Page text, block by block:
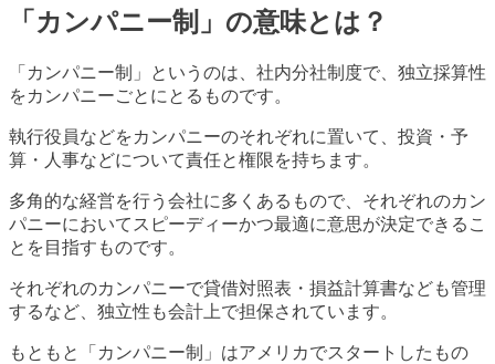
「カンパニー制」の意味とは？
「カンパニー制」というのは、社内分社制度で、独立採算性
をカンパニーごとにとるものです。
執行役員などをカンパニーのそれぞれに置いて、投資・予
算・人事などについて責任と権限を持ちます。
多角的な経営を行う会社に多くあるもので、それぞれのカン
パニーにおいてスピーディーかつ最適に意思が決定できるこ
とを目指すものです。
それぞれのカンパニーで貸借対照表・損益計算書なども管理
するなど、独立性も会計上で担保されています。
もともと「カンパニー制」はアメリカでスタートしたもの